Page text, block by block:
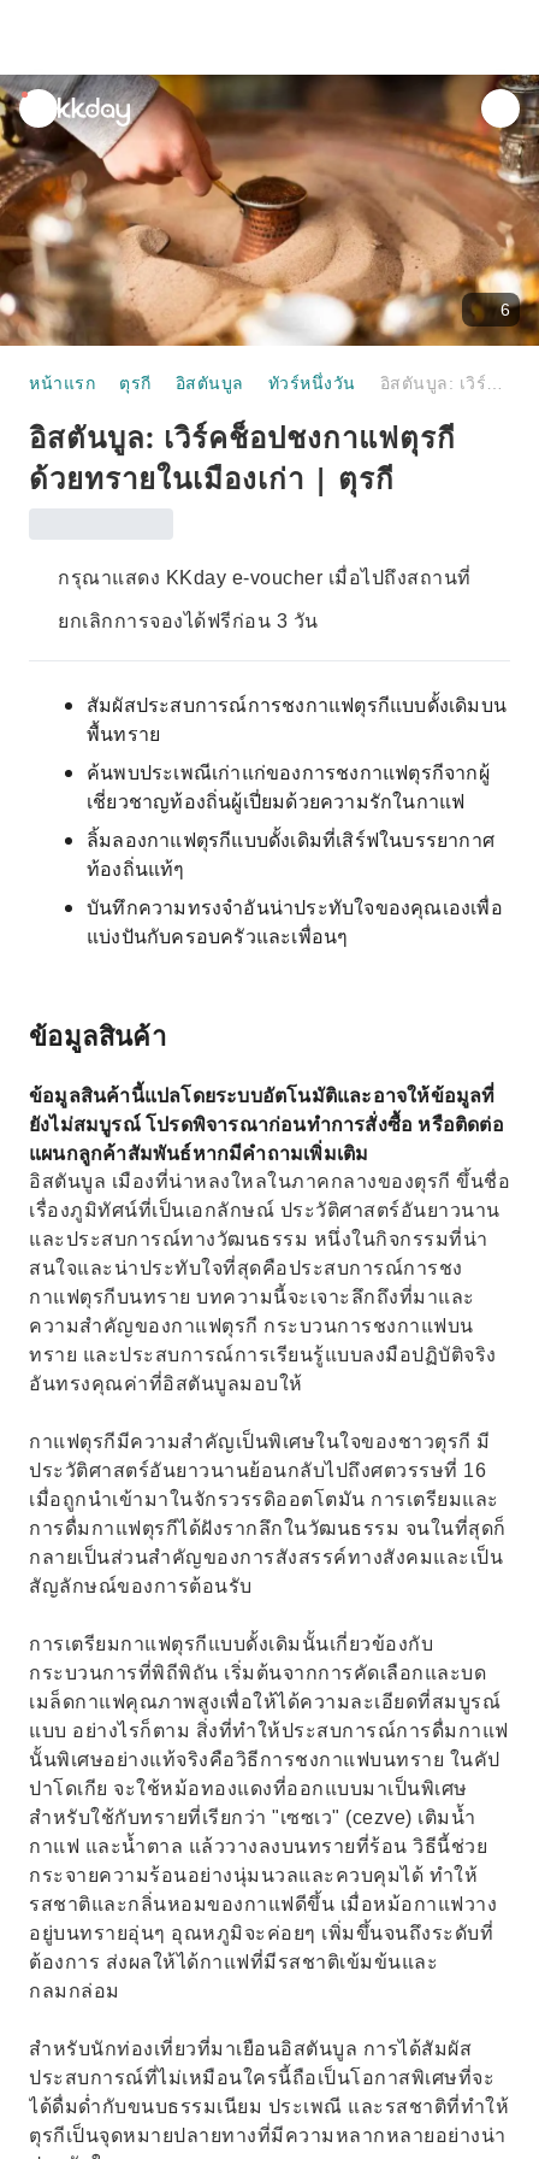
unread
notifications
6
หน้าแรก ตุรกี อิสตันบูล ทัวร์หนึ่งวัน
อิสตันบูล: เวิร์คช็อปชงกาแฟตุรกี
ด้วยทรายในเมืองเก่า | ตุรกี
กรุณาแสดง KKday e-voucher เมื่อไปถึงสถานที่
ยกเลิกการจองได้ฟรีก่อน 3 วัน
สัมผัสประสบการณ์การชงกาแฟตุรกีแบบดั้งเดิมบน
พื้นทราย
ค้นพบประเพณีเก่าแก่ของการชงกาแฟตุรกีจากผู้
เชี่ยวชาญท้องถิ่นผู้เปี่ยมด้วยความรักในกาแฟ
ลิ้มลองกาแฟตุรกีแบบดั้งเดิมที่เสิร์ฟในบรรยากาศ
ท้องถิ่นแท้ๆ
บันทึกความทรงจำอันน่าประทับใจของคุณเองเพื่อ
แบ่งปันกับครอบครัวและเพื่อนๆ
ข้อมูลสินค้า
ข้อมูลสินค้านี้แปลโดยระบบอัตโนมัติและอาจให้ข้อมูลที่
ยังไม่สมบูรณ์ โปรดพิจารณาก่อนทำการสั่งซื้อ หรือติดต่อ
แผนกลูกค้าสัมพันธ์หากมีคำถามเพิ่มเติม
อิสตันบูล เมืองที่น่าหลงใหลในภาคกลางของตุรกี ขึ้นชื่อ
เรื่องภูมิทัศน์ที่เป็นเอกลักษณ์ ประวัติศาสตร์อันยาวนาน
และประสบการณ์ทางวัฒนธรรม หนึ่งในกิจกรรมที่น่า
สนใจและน่าประทับใจที่สุดคือประสบการณ์การชง
กาแฟตุรกีบนทราย บทความนี้จะเจาะลึกถึงที่มาและ
ความสำคัญของกาแฟตุรกี กระบวนการชงกาแฟบน
ทราย และประสบการณ์การเรียนรู้แบบลงมือปฏิบัติจริง
อันทรงคุณค่าที่อิสตันบูลมอบให้
กาแฟตุรกีมีความสำคัญเป็นพิเศษในใจของชาวตุรกี มี
ประวัติศาสตร์อันยาวนานย้อนกลับไปถึงศตวรรษที่ 16
เมื่อถูกนำเข้ามาในจักรวรรดิออตโตมัน การเตรียมและ
การดื่มกาแฟตุรกีได้ฝังรากลึกในวัฒนธรรม จนในที่สุดก็
กลายเป็นส่วนสำคัญของการสังสรรค์ทางสังคมและเป็น
สัญลักษณ์ของการต้อนรับ
การเตรียมกาแฟตุรกีแบบดั้งเดิมนั้นเกี่ยวข้องกับ
กระบวนการที่พิถีพิถัน เริ่มต้นจากการคัดเลือกและบด
เมล็ดกาแฟคุณภาพสูงเพื่อให้ได้ความละเอียดที่สมบูรณ์
แบบ อย่างไรก็ตาม สิ่งที่ทำให้ประสบการณ์การดื่มกาแฟ
นั้นพิเศษอย่างแท้จริงคือวิธีการชงกาแฟบนทราย ในคัป
ปาโดเกีย จะใช้หม้อทองแดงที่ออกแบบมาเป็นพิเศษ
สำหรับใช้กับทรายที่เรียกว่า "เซซเว" (cezve) เติมน้ำ
กาแฟ และน้ำตาล แล้ววางลงบนทรายที่ร้อน วิธีนี้ช่วย
กระจายความร้อนอย่างนุ่มนวลและควบคุมได้ ทำให้
รสชาติและกลิ่นหอมของกาแฟดีขึ้น เมื่อหม้อกาแฟวาง
อยู่บนทรายอุ่นๆ อุณหภูมิจะค่อยๆ เพิ่มขึ้นจนถึงระดับที่
ต้องการ ส่งผลให้ได้กาแฟที่มีรสชาติเข้มข้นและ
กลมกล่อม
สำหรับนักท่องเที่ยวที่มาเยือนอิสตันบูล การได้สัมผัส
ประสบการณ์ที่ไม่เหมือนใครนี้ถือเป็นโอกาสพิเศษที่จะ
ได้ดื่มด่ำกับขนบธรรมเนียม ประเพณี และรสชาติที่ทำให้
ตุรกีเป็นจุดหมายปลายทางที่มีความหลากหลายอย่างน่า